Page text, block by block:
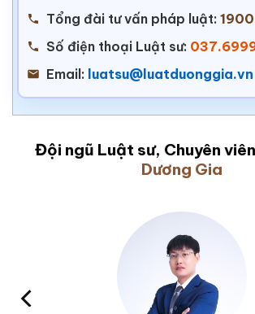
Tổng đài tư vấn pháp luật:
Số điện thoại Luật sư:
Email: luatsu@luatduonggia.vn
Đội ngũ Luật sư, Chuyên
Dương Gia